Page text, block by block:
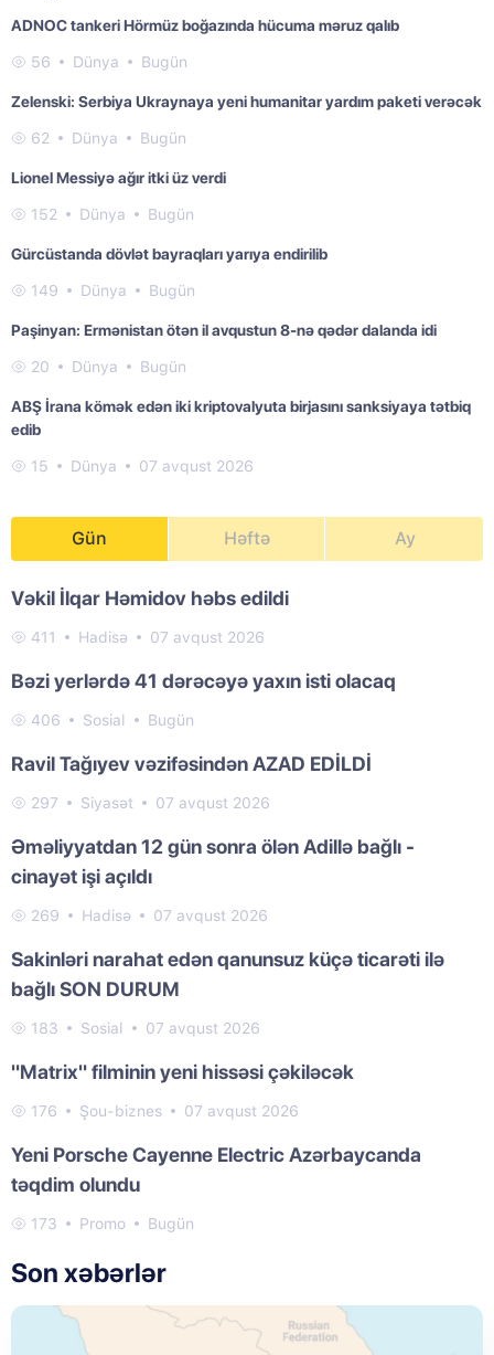
ADNOC tankeri Hörmüz boğazında hücuma məruz qalıb
56 Dünya Bugün
Zelenski: Serbiya Ukraynaya yeni humanitar yardım paketi verəcək
62 Dünya Bugün
Lionel Messiyə ağır itki üz verdi
152 Dünya Bugün
Gürcüstanda dövlət bayraqları yarıya endirilib
149 Dünya Bugün
Paşinyan: Ermənistan ötən il avqustun 8-nə qədər dalanda idi
20 Dünya Bugün
ABŞ İrana kömək edən iki kriptovalyuta birjasını sanksiyaya tətbiq
edib
15 Dünya 07 avqust 2026
Gün Həftə Ay
Vəkil İlqar Həmidov həbs edildi
411 Hadisə 07 avqust 2026
Bəzi yerlərdə 41 dərəcəyə yaxın isti olacaq
406 Sosial Bugün
Ravil Tağıyev vəzifəsindən AZAD EDİLDİ
297 Siyasət 07 avqust 2026
Əməliyyatdan 12 gün sonra ölən Adillə bağlı -
cinayət işi açıldı
269 Hadisə 07 avqust 2026
Sakinləri narahat edən qanunsuz küçə ticarəti ilə
bağlı SON DURUM
183 Sosial 07 avqust 2026
"Matrix" filminin yeni hissəsi çəkiləcək
176 Şou-biznes 07 avqust 2026
Yeni Porsche Cayenne Electric Azərbaycanda
təqdim olundu
173 Promo Bugün
Son xəbərlər